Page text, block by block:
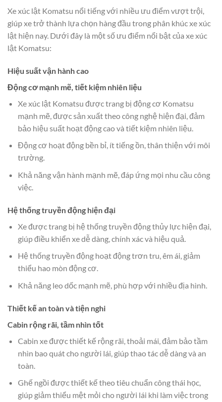
Xe xúc lật Komatsu nổi tiếng với nhiều ưu điểm vượt trội,
giúp xe trở thành lựa chọn hàng đầu trong phân khúc xe xúc
lật hiện nay. Dưới đây là một số ưu điểm nổi bật của xe xúc
lật Komatsu:
Hiệu suất vận hành cao
Động cơ mạnh mẽ, tiết kiệm nhiên liệu
Xe xúc lật Komatsu được trang bị động cơ Komatsu
mạnh mẽ, được sản xuất theo công nghệ hiện đại, đảm
bảo hiệu suất hoạt động cao và tiết kiệm nhiên liệu.
Động cơ hoạt động bền bỉ, ít tiếng ồn, thân thiện với môi
trường.
Khả năng vận hành mạnh mẽ, đáp ứng mọi nhu cầu công
việc.
Hệ thống truyền động hiện đại
Xe được trang bị hệ thống truyền động thủy lực hiện đại,
giúp điều khiển xe dễ dàng, chính xác và hiệu quả.
Hệ thống truyền động hoạt động trơn tru, êm ái, giảm
thiểu hao mòn động cơ.
Khả năng leo dốc mạnh mẽ, phù hợp với nhiều địa hình.
Thiết kế an toàn và tiện nghi
Cabin rộng rãi, tầm nhìn tốt
Cabin xe được thiết kế rộng rãi, thoải mái, đảm bảo tầm
nhìn bao quát cho người lái, giúp thao tác dễ dàng và an
toàn.
Ghế ngồi được thiết kế theo tiêu chuẩn công thái học,
giúp giảm thiểu mệt mỏi cho người lái khi làm việc trong